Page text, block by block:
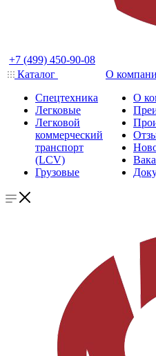
+7 (499) 450-90-08
Каталог
Спецтехника
Легковые
Легковой
коммерческий
транспорт
(LCV)
Грузовые
О
О